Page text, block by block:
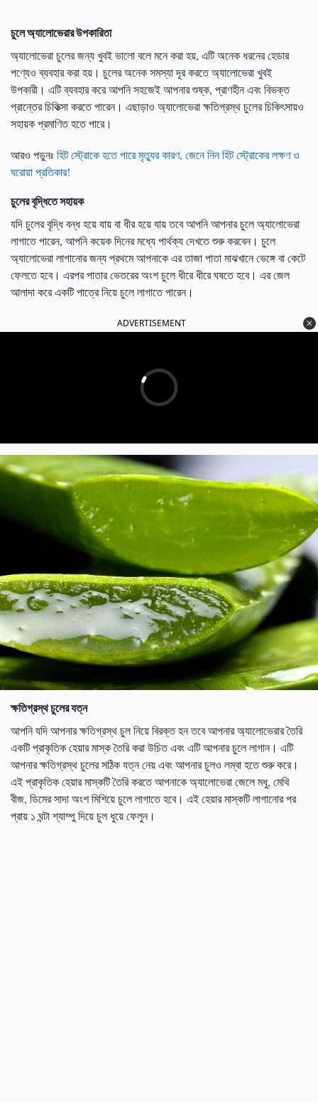
চুলে অ্যালোভেরার উপকারিতা
অ্যালোভেরা চুলের জন্য খুবই ভালো বলে মনে করা হয়, এটি অনেক ধরনের হেডার
পণ্যেও ব্যবহার করা হয়। চুলের অনেক সমস্যা দূর করতে অ্যালোভেরা খুবই
উপকারী। এটি ব্যবহার করে আপনি সহজেই আপনার শুষ্ক, প্রাণহীন এবং বিভক্ত
প্রান্তের চিকিত্সা করতে পারেন। এছাড়াও অ্যালোভেরা ক্ষতিগ্রস্থ চুলের চিকিৎসায়ও
সহায়ক প্রমাণিত হতে পারে।
আরও পড়ুনঃ হিট স্ট্রোকে হতে পারে মৃত্যুর কারণ, জেনে নিন হিট স্ট্রোকের লক্ষণ ও
ঘরোয়া প্রতিকার!
চুলের বৃদ্ধিতে সহায়ক
যদি চুলের বৃদ্ধি বন্ধ হয়ে যায় বা ধীর হয়ে যায় তবে আপনি আপনার চুলে অ্যালোভেরা
লাগাতে পারেন, আপনি কয়েক দিনের মধ্যে পার্থক্য দেখতে শুরু করবেন। চুলে
অ্যালোভেরা লাগানোর জন্য প্রথমে আপনাকে এর তাজা পাতা মাঝখানে ভেঙ্গে বা কেটে
ফেলতে হবে। এরপর পাতার ভেতরের অংশ চুলে ধীরে ধীরে ঘষতে হবে। এর জেল
আলাদা করে একটি পাত্রে নিয়ে চুলে লাগাতে পারেন।
ADVERTISEMENT
ক্ষতিগ্রস্থ চুলের যত্ন
আপনি যদি আপনার ক্ষতিগ্রস্থ চুল নিয়ে বিরক্ত হন তবে আপনার অ্যালোভেরার তৈরি
একটি প্রাকৃতিক হেয়ার মাস্ক তৈরি করা উচিত এবং এটি আপনার চুলে লাগান। এটি
আপনার ক্ষতিগ্রস্থ চুলের সঠিক যত্ন নেয় এবং আপনার চুলও লম্বা হতে শুরু করে।
এই প্রাকৃতিক হেয়ার মাস্কটি তৈরি করতে আপনাকে অ্যালোভেরা জেলে মধু, মেথি
বীজ, ডিমের সাদা অংশ মিশিয়ে চুলে লাগাতে হবে। এই হেয়ার মাস্কটি লাগানোর পর
প্রায় ১ ঘন্টা শ্যাম্পু দিয়ে চুল ধুয়ে ফেলুন।